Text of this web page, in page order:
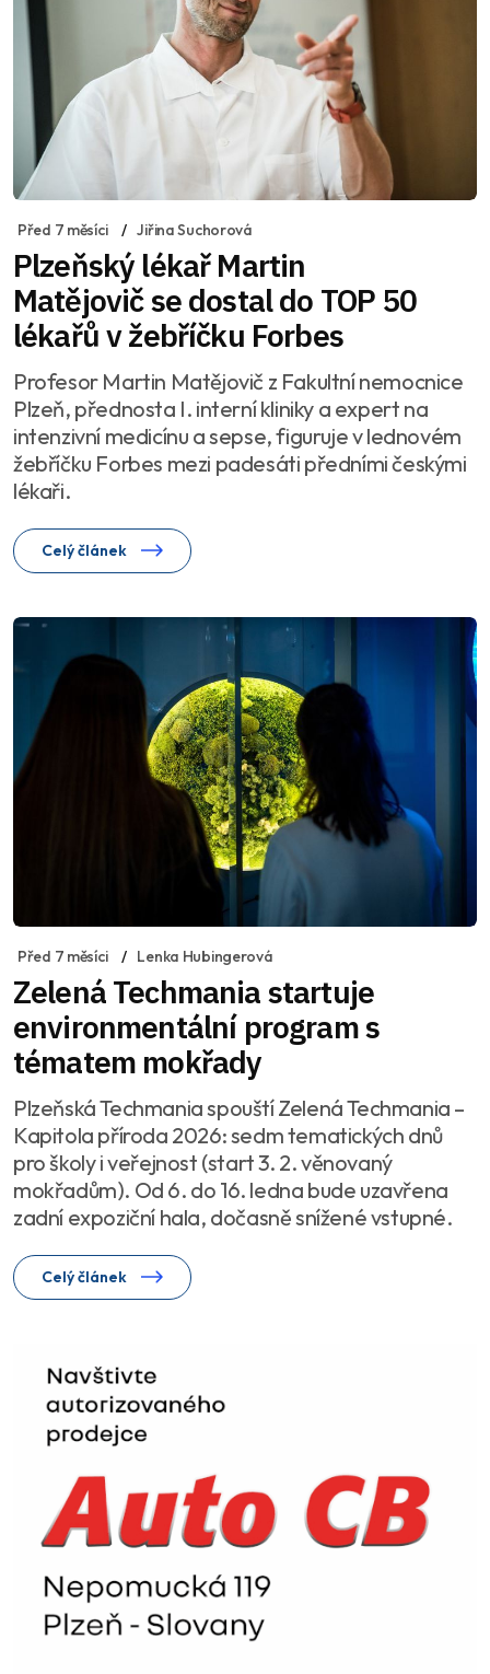
Před 7 měsíci Jiřina Suchorová
Plzeňský lékař Martin
Matějovič se dostal do TOP 50
lékařů v žebříčku Forbes
Profesor Martin Matějovič z Fakultní nemocnice
Plzeň, přednosta I. interní kliniky a expert na
intenzivní medicínu a sepse, figuruje v lednovém
žebříčku Forbes mezi padesáti předními českými
lékaři.
Celý článek
Před 7 měsíci Lenka Hubingerová
Zelená Techmania startuje
environmentální program s
tématem mokřady
Plzeňská Techmania spouští Zelená Techmania –
Kapitola příroda 2026: sedm tematických dnů
pro školy i veřejnost (start 3. 2. věnovaný
mokřadům). Od 6. do 16. ledna bude uzavřena
zadní expoziční hala, dočasně snížené vstupné.
Celý článek